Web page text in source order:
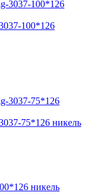
100*126
75*126 никель